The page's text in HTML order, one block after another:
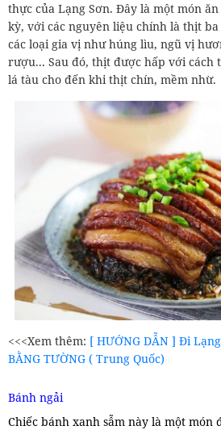
thực của Lạng Sơn. Đây là một món
kỳ, với các nguyên liệu chính là thịt
các loại gia vị như húng lìu, ngũ vị
rượu... Sau đó, thịt được hấp với cách
lá tàu cho đến khi thịt chín, mềm nhừ.
<<<Xem thêm: [ HƯỚNG DẪN ] Đi
BẰNG TƯỜNG ( Trung Quốc)
Bánh ngải
Chiếc bánh xanh sẫm này là một món